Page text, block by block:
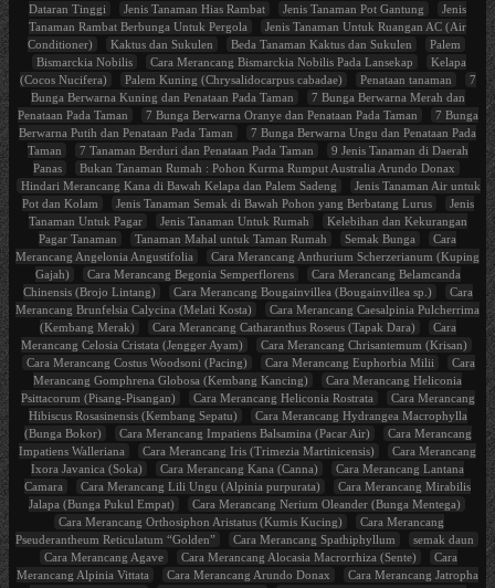
Dataran Tinggi
Jenis Tanaman Hias Rambat Jenis Tanaman Pot Gantung
Jenis
Tanaman Rambat Berbunga Untuk Pergola
Jenis Tanaman Untuk Ruangan AC (Air
Conditioner)
Kaktus dan Sukulen Beda Tanaman Kaktus dan Sukulen
Palem
Bismarckia Nobilis
Cara Merancang Bismarckia Nobilis Pada Lansekap
Kelapa
(Cocos Nucifera)
Palem Kuning (Chrysalidocarpus cabadae) Penataan tanaman
7
Bunga Berwarna Kuning dan Penataan Pada Taman
7 Bunga Berwarna Merah dan
Penataan Pada Taman
7 Bunga Berwarna Oranye dan Penataan Pada Taman
7 Bunga
Berwarna Putih dan Penataan Pada Taman
7 Bunga Berwarna Ungu dan Penataan Pada
Taman
7 Tanaman Berduri dan Penataan Pada Taman
9 Jenis Tanaman di Daerah
Panas
Bukan Tanaman Rumah : Pohon Kurma Rumput Australia Arundo Donax
Hindari Merancang Kana di Bawah Kelapa dan Palem Sadeng
Jenis Tanaman Air untuk
Pot dan Kolam
Jenis Tanaman Semak di Bawah Pohon yang Berbatang Lurus
Jenis
Tanaman Untuk Pagar
Jenis Tanaman Untuk Rumah
Kelebihan dan Kekurangan
Pagar Tanaman
Tanaman Mahal untuk Taman Rumah Semak Bunga
Cara
Merancang Angelonia Angustifolia
Cara Merancang Anthurium Scherzerianum (Kuping
Gajah)
Cara Merancang Begonia Semperflorens
Cara Merancang Belamcanda
Chinensis (Brojo Lintang)
Cara Merancang Bougainvillea (Bougainvillea sp.)
Cara
Merancang Brunfelsia Calycina (Melati Kosta)
Cara Merancang Caesalpinia Pulcherrima
(Kembang Merak)
Cara Merancang Catharanthus Roseus (Tapak Dara)
Cara
Merancang Celosia Cristata (Jengger Ayam)
Cara Merancang Chrisantemum (Krisan)
Cara Merancang Costus Woodsoni (Pacing)
Cara Merancang Euphorbia Milii
Cara
Merancang Gomphrena Globosa (Kembang Kancing)
Cara Merancang Heliconia
Psittacorum (Pisang-Pisangan)
Cara Merancang Heliconia Rostrata
Cara Merancang
Hibiscus Rosasinensis (Kembang Sepatu)
Cara Merancang Hydrangea Macrophylla
(Bunga Bokor)
Cara Merancang Impatiens Balsamina (Pacar Air)
Cara Merancang
Impatiens Walleriana
Cara Merancang Iris (Trimezia Martinicensis)
Cara Merancang
Ixora Javanica (Soka)
Cara Merancang Kana (Canna)
Cara Merancang Lantana
Camara
Cara Merancang Lili Ungu (Alpinia purpurata)
Cara Merancang Mirabilis
Jalapa (Bunga Pukul Empat)
Cara Merancang Nerium Oleander (Bunga Mentega)
Cara Merancang Orthosiphon Aristatus (Kumis Kucing)
Cara Merancang
Pseuderantheum Reticulatum “Golden”
Cara Merancang Spathiphyllum
semak daun
Cara Merancang Agave
Cara Merancang Alocasia Macrorrhiza (Sente)
Cara
Merancang Alpinia Vittata
Cara Merancang Arundo Donax
Cara Merancang Jatropha